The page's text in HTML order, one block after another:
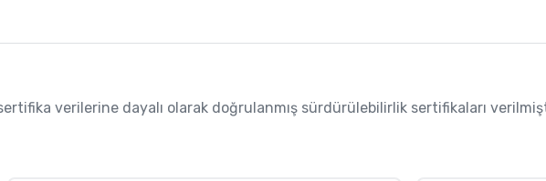
verilerine dayalı olarak doğrulanmış sürdürülebilirlik sertifikaları